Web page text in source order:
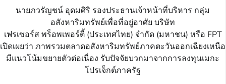
นายภวรัญชน์ อุดมศิริ รองประธานเจ้าหน้าที่บริหาร กลุ่ม
อสังหาริมทรัพย์เพื่อที่อยู่อาศัย บริษัท
เฟรเซอร์ส พร็อพเพอร์ตี้ (ประเทศไทย) จำกัด (มหาชน) หรือ FPT
เปิดเผยว่า ภาพรวมตลาดอสังหาริมทรัพย์ภาคตะวันออกเฉียงเหนือ
มีแนวโน้มขยายตัวต่อเนื่อง รับปัจจัยบวกมาจากการลงทุนเมกะ
โปรเจ็กต์ภาครัฐ